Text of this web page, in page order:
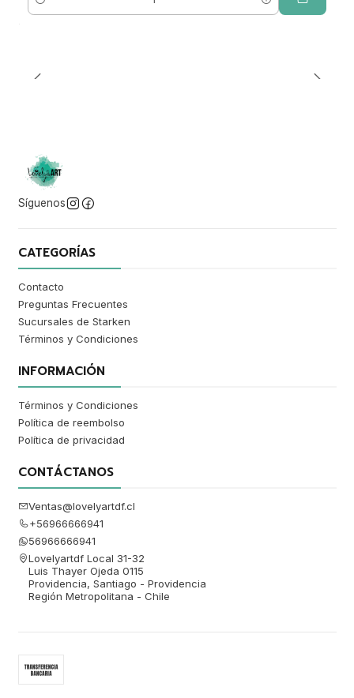
Cantidad
Síguenos
CATEGORÍAS
Contacto
Preguntas Frecuentes
Sucursales de Starken
Términos y Condiciones
INFORMACIÓN
Términos y Condiciones
Política de reembolso
Política de privacidad
CONTÁCTANOS
Ventas@lovelyartdf.cl
+56966666941
56966666941
Lovelyartdf Local 31-32
Luis Thayer Ojeda 0115
Providencia, Santiago - Providencia
Región Metropolitana - Chile